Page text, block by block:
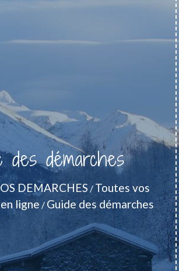
des démarches
DEMARCHES / Toutes vos
ligne / Guide des démarches